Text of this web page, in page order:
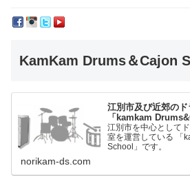
KamKam Drums＆Cajon
江別市及び近郊の
「kamkam
江別市を中心として
室を運営している 「
School」です。
norikam-ds.com